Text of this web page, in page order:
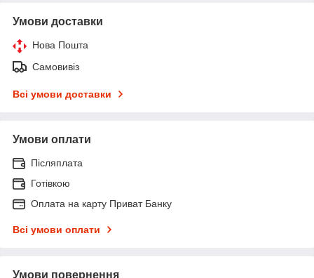
Умови доставки
Нова Пошта
Самовивіз
Всі умови доставки
Умови оплати
Післяплата
Готівкою
Оплата на карту Приват Банку
Всі умови оплати
Умови повернення